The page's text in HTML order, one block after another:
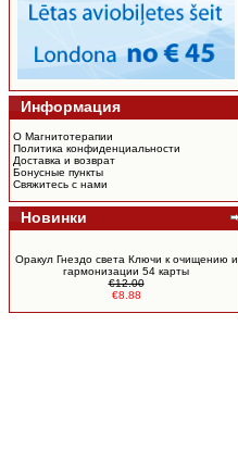
Информация
О Магнитотерапии
Политика конфиденциальности
Доставка и возврат
Бонусные пункты
Свяжитесь с нами
Новинки
Оракул Гнездо света Ключи к очищению и
гармонизации 54 карты
€12.00
€8.88